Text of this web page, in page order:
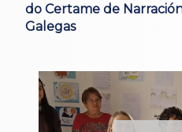
do Certame de
Galegas